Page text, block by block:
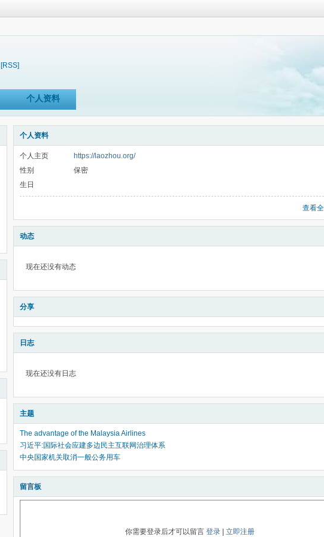
[RSS]
个人资料
个人资料
个人主页
https://laozhou.org/
性别
保密
生日
查看
动态
现在还没有动态
分享
日志
现在还没有日志
主题
The advantage of the Malaysia Airlines
习近平:国际社会应建多边民主互联网治理体系
中央国家机关取消一般公务用车
留言板
你需要登录后才可以留言 登录 立即注册